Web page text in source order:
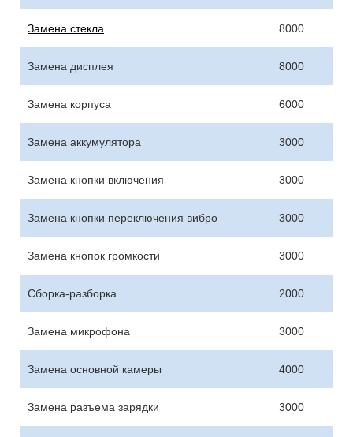
Замена стекла 8000
Замена дисплея 8000
Замена корпуса 6000
Замена аккумулятора 3000
Замена кнопки включения 3000
Замена кнопки переключения вибро 3000
Замена кнопок громкости 3000
Сборка-разборка 2000
Замена микрофона 3000
Замена основной камеры 4000
Замена разъема зарядки 3000